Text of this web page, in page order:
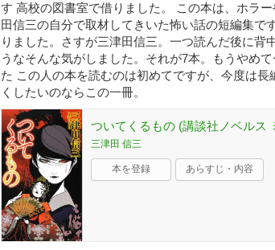
す 高校の図書室で借りました。 この本は、ホラ
田信三の自分で取材してきいた怖い話の短編集で
りました。さすが三津田信三。一つ読んだ後に背
うなそんな気がしました。それが7本。もうやめ
た この人の本を読むのは初めてですが、今度は
くしたいのならこの一冊。
ついてくるもの (講談社ノベルス
三津田 信三
本を登録 あらすじ・内容